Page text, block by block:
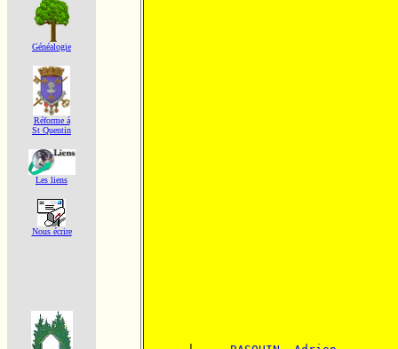
Généalogie
Réforme á
St Quentin
Les liens
Nous écrire